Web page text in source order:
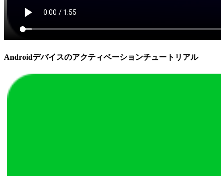
Androidデバイスのアクティベーションチュートリアル